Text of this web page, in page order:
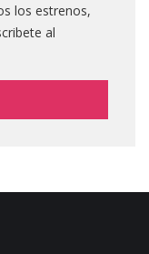
los estrenos,
al